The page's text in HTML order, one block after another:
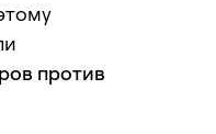
против